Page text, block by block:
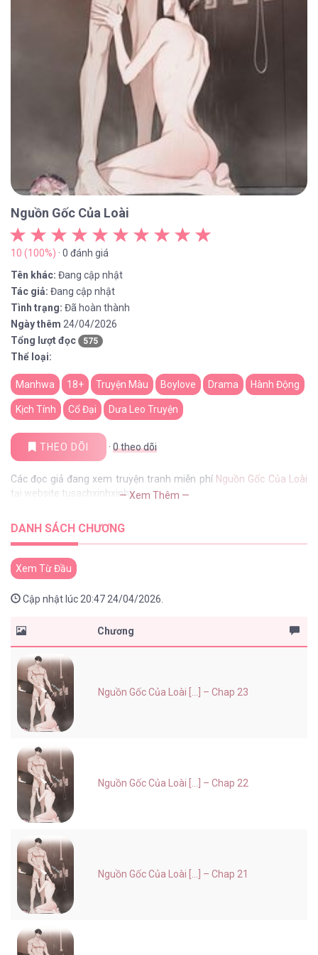
Nguồn Gốc Của Loài
10 (100%) · 0 đánh giá
Tên khác: Đang cập nhật
Tác giả: Đang cập nhật
Tình trạng: Đã hoàn thành
Ngày thêm 24/04/2026
Tổng lượt đọc
575
Thể loại:
Manhwa 18+ Truyện Màu Boylove Drama Hành Động
Kịch Tính Cổ Đại Dưa Leo Truyện
THEO DÕI · 0theo dõi
Các đọc giả đang xem truyện tranh miễn phí Nguồn Gốc Của Loài
tại website tusachxinhxinh— Xem Thêm —
DANH SÁCH CHƯƠNG
Xem Từ Đầu
Cập nhật lúc 20:47 24/04/2026.
Chương
Nguồn Gốc Của Loài [...] – Chap 23
Nguồn Gốc Của Loài [...] – Chap 22
Nguồn Gốc Của Loài [...] – Chap 21